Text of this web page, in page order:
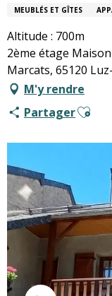
MEUBLÉS ET GÎTES
Altitude : 700m
2ème étage
Marcats, 65120
M'y rendre
Partager